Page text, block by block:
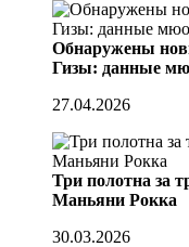
Обнаружены
Гизы: данные
27.04.2026
Три полотна за
Маньяни Рокка
30.03.2026